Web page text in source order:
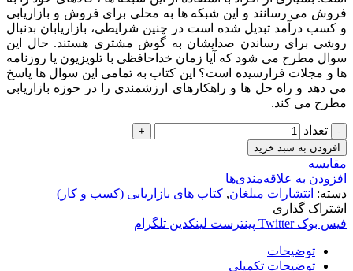
فروش می رسانند و این شبکه ها به محلی برای فروش و بازاریابی
و کسب درآمد تبدیل شده است در چنین شرایطی، بازاریابان بدنبال
روشی برای رساندن صدایشان به گوش مشتری هستند. حال این
سوال مطرح می شود که آیا زمان خداحافظی با تلویزیون یا روزنامه
ها و مجلات فرارسیده است؟ این کتاب به تمامی این سوال ها پاسخ
می دهد و راه حل ها و راهکارهای ارزشمندی را در حوزه بازاریابی
مطرح می کند.
تعداد
افزودن به سبد خرید
مقایسه
افزودن به علاقه‌مندی‌ها
دسته: انتشارات مبلغان, کتاب های بازاریابی (کسب و کار)
اشتراک گذاری
فیس بوک Twitter پینترست لینکدین تلگرام
توضیحات
توضیحات تکمیلی